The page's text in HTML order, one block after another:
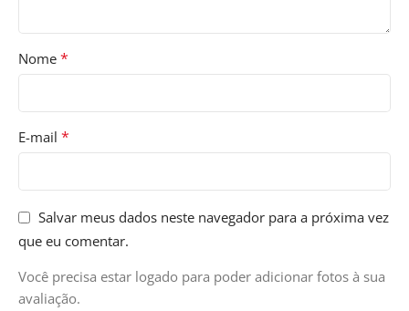
Nome *
E-mail *
Salvar meus dados neste navegador para a próxima vez
que eu comentar.
Você precisa estar logado para poder adicionar fotos à sua
avaliação.